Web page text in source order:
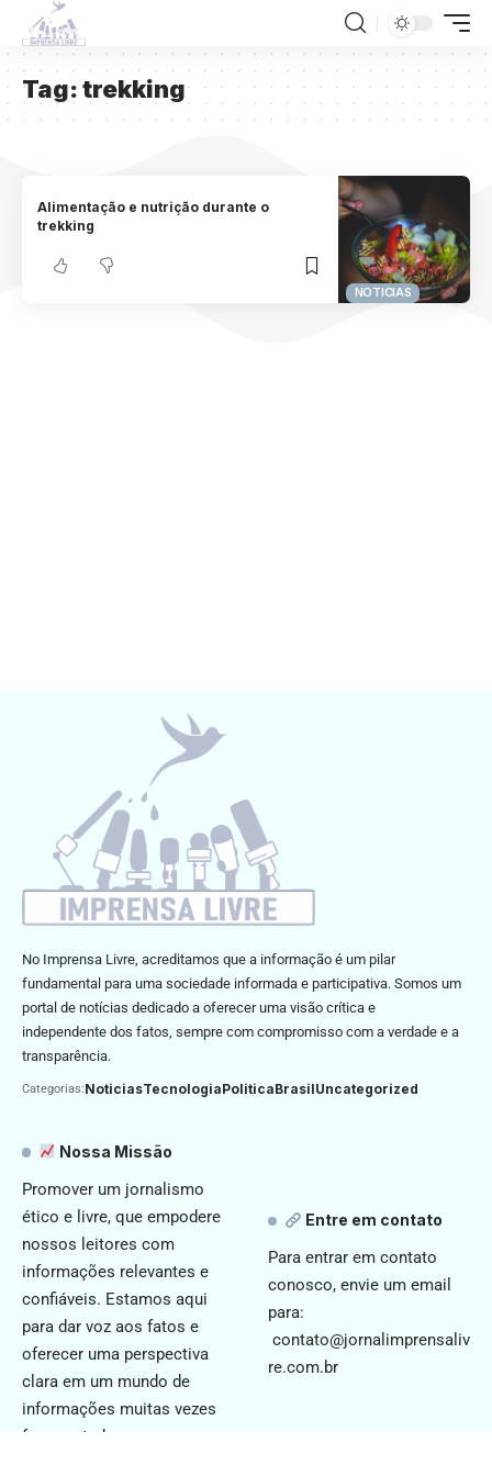
Tag:trekking
NOTICIAS
Alimentação e nutrição durante o
trekking
No Imprensa Livre, acreditamos que a informação é um pilar
fundamental para uma sociedade informada e participativa. Somos um
portal de notícias dedicado a oferecer uma visão crítica e
independente dos fatos, sempre com compromisso com a verdade e a
transparência.
Categorias:NoticiasTecnologiaPoliticaBrasilUncategorized
Nossa Missão
Promover um jornalismo
ético e livre, que empodere
nossos leitores com
informações relevantes e
confiáveis. Estamos aqui
para dar voz aos fatos e
oferecer uma perspectiva
clara em um mundo de
informações muitas vezes
fragmentadas.
Entre em contato
Para entrar em contato
conosco, envie um email
para:
contato@jornalimprensaliv
re.com.br